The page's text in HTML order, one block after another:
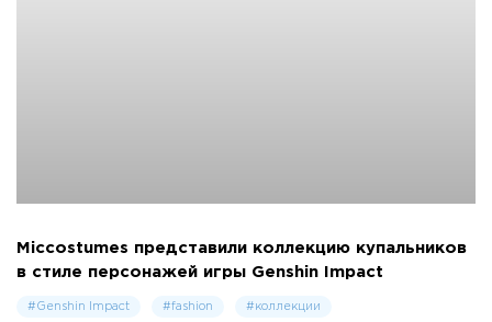
Miccostumes представили коллекцию купальников
в стиле персонажей игры Genshin Impact
#Genshin Impact #fashion #коллекции